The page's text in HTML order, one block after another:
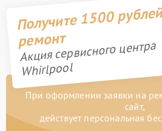
Получите 1500
ремонт
Акция сервисного центра
Whirlpool
При оформлении заявки на
сайт,
действует персональная